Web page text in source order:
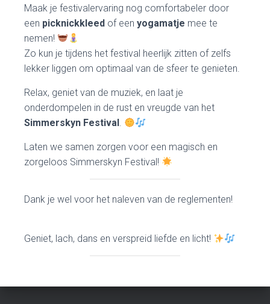
Maak je festivalervaring nog comfortabeler door
een picknickkleedof een yogamatje mee te
nemen!
Zo kun je tijdens het festival heerlijk zitten of zelfs
lekker liggen om optimaal van de sfeer te genieten.
Relax, geniet van de muziek, en laat je
onderdompelen in de rust en vreugde van het
Simmerskyn Festival.
Laten we samen zorgen voor een magisch en
zorgeloos Simmerskyn Festival!
Dank je wel voor het naleven van de reglementen!
Geniet, lach, dans en verspreid liefde en licht!